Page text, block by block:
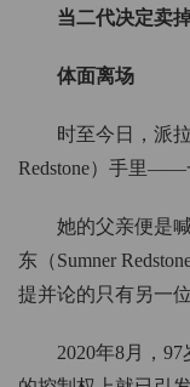
当二代决定卖
体面离场
时至今日，派
Redstone）手里——
她的父亲便是
东（Sumner
提并论的只有另一
2020年8月，